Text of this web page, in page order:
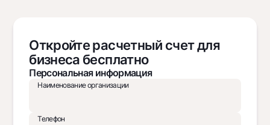
Откройте расчетный счет для
бизнеса бесплатно
Персональная информация
Наименование организации
Телефон